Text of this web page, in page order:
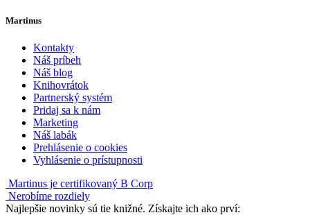
Martinus
Kontakty
Náš príbeh
Náš blog
Knihovrátok
Partnerský systém
Pridaj sa k nám
Marketing
Náš labák
Prehlásenie o cookies
Vyhlásenie o prístupnosti
Martinus je certifikovaný B Corp
Nerobíme rozdiely
Najlepšie novinky sú tie knižné. Získajte ich ako prví: